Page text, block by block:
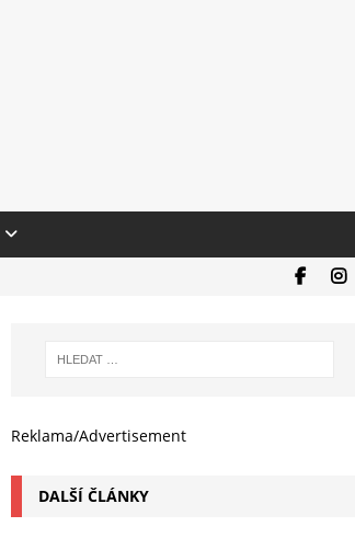
Reklama/Advertisement
DALŠÍ ČLÁNKY